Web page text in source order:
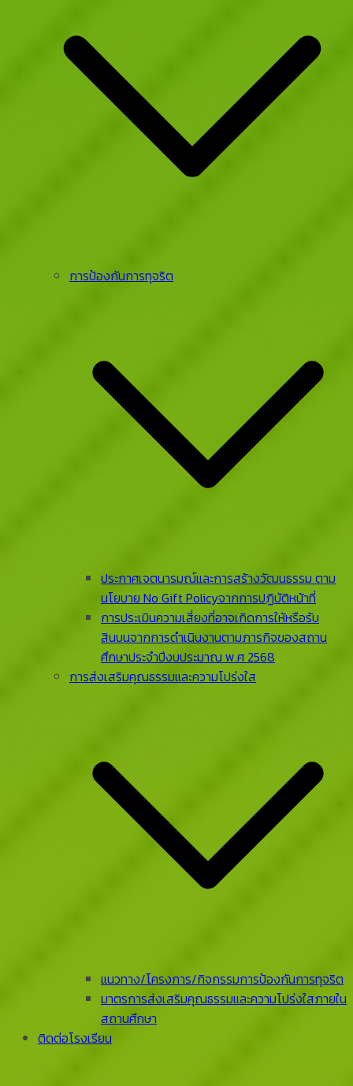
การป้องกันการทุจริต
ประกาศเจตนารมณ์และการสร้างวัฒนธรรม ตาม
นโยบาย No Gift Policyจากการปฏิบัติหน้าที่
การประเมินความเสี่ยงที่อาจเกิดการให้หรือรับ
สินบนจากการดําเนินงานตามภารกิจของสถาน
ศึกษาประจําปีงบประมาณ พ.ศ 2568
การส่งเสริมคุณธรรมและความโปร่งใส
แนวทาง/โครงการ/กิจกรรมการป้องกันการทุจริต
มาตรการส่งเสริมคุณธรรมและความโปร่งใสภายใน
สถานศึกษา
ติดต่อโรงเรียน